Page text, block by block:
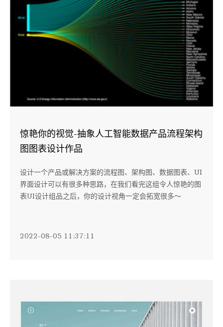
惊艳你的视觉-抽象人工智能数据产品流程架构
图图表设计作品
设计一个产品或解决方案的流程图、架构图、数据图表、UI
界面设计可以有很多种思路，在我们看完这组令人惊艳的图
表UI设计组品之后，你的设计视角一定会拓宽很多～
2022-08-05 11:37:11